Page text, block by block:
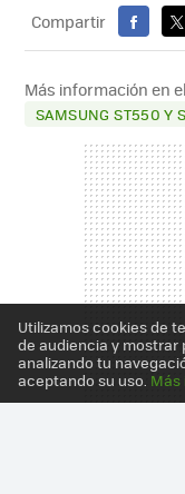
Compartir
X
Más información en
SAMSUNG ST550 Y
Utilizamos cookies de
de audiencia y mostrar
analizando tu
aceptando su uso. Más